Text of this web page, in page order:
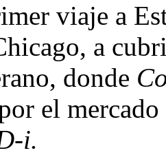
viaje a
a
donde
el
i.